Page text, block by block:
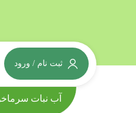
ثبت نام / ورود
آب نبات